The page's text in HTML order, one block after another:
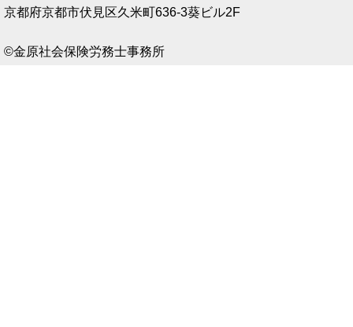
京都府京都市伏見区久米町636-3葵ビル2F
©金原社会保険労務士事務所